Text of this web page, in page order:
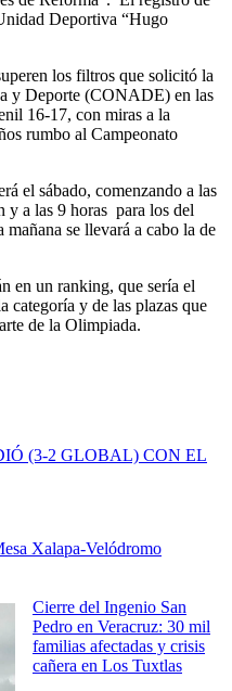
Deportiva “Hugo
los filtros que solicitó la
y Deporte (CONADE) en las
16-17, con miras a la
rumbo al Campeonato
el sábado, comenzando a las
y a las 9 horas para los del
se llevará a cabo la de
en un ranking, que sería el
categoría y de las plazas que
de la Olimpiada.
(3-2 GLOBAL) CON EL
Xalapa-Velódromo
Cierre del Ingenio San
Pedro en Veracruz: 30 mil
familias afectadas y crisis
cañera en Los Tuxtlas